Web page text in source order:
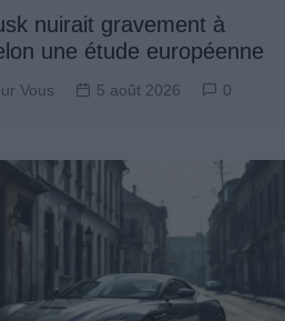
nuirait gravement à
une étude européenne
Vous 5 août 2026 0